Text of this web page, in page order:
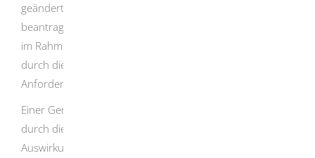
geänderte Anlage zuständigen Genehmigungsbehörde zu
beantragen.
im Rahmen des Genehmigungsverfahren überprüft, ob
durch die geänderte Anlage weiterhin die rechtlichen
Anforderungen erfüllt werden.
Einer Genehmigung bedarf es dann nicht, wenn die
durch die Änderung hervorgerufenen nachteiligen
Auswirkungen offensichtlich gering sind und die Erfüllung